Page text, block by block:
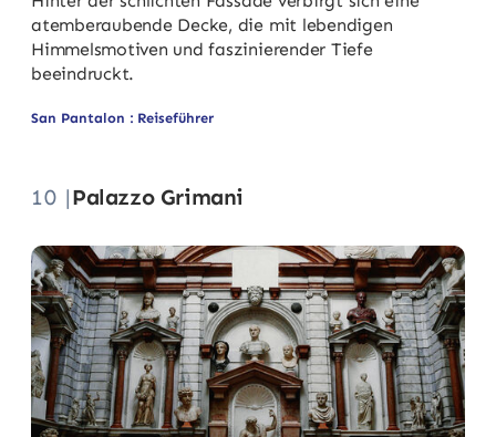
atemberaubende Decke, die mit lebendigen
Himmelsmotiven und faszinierender Tiefe
beeindruckt.
San Pantalon : Reiseführer
10 |Palazzo Grimani